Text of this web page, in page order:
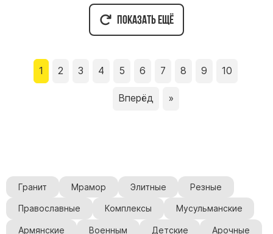
Показать ещё
1 2 3 4 5 6 7 8 9 10
Вперёд »
Гранит Мрамор Элитные Резные
Православные Комплексы Мусульманские
Армянские Военным Детские Арочные